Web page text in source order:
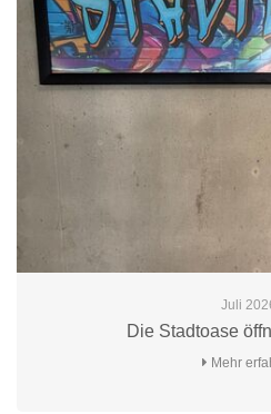
Juli
Die Stadtoase
Mehr